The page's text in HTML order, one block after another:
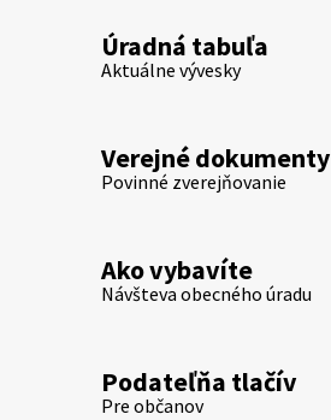
Úradná tabuľa
Aktuálne vývesky
Verejné dokumenty
Povinné zverejňovanie
Ako vybavíte
Návšteva obecného úradu
Podateľňa tlačív
Pre občanov